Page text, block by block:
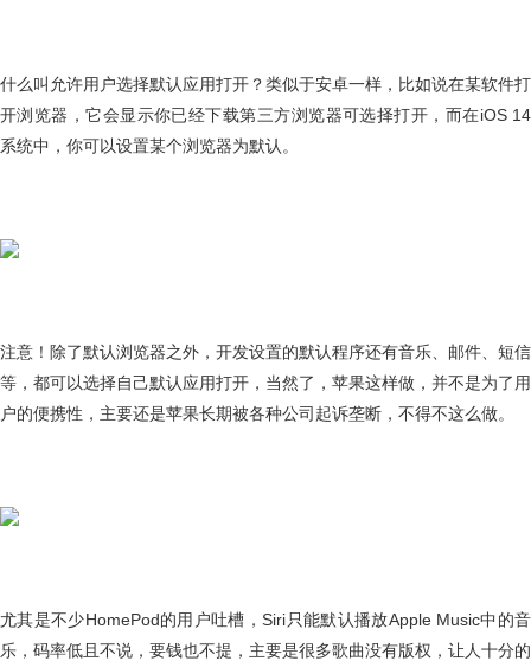
什么叫允许用户选择默认应用打开？类似于安卓一样，比如说在某软件打
开浏览器，它会显示你已经下载第三方浏览器可选择打开，而在iOS 14
系统中，你可以设置某个浏览器为默认。
注意！除了默认浏览器之外，开发设置的默认程序还有音乐、邮件、短信
等，都可以选择自己默认应用打开，当然了，苹果这样做，并不是为了用
户的便携性，主要还是苹果长期被各种公司起诉垄断，不得不这么做。
尤其是不少HomePod的用户吐槽，Siri只能默认播放Apple Music中的音
乐，码率低且不说，要钱也不提，主要是很多歌曲没有版权，让人十分的